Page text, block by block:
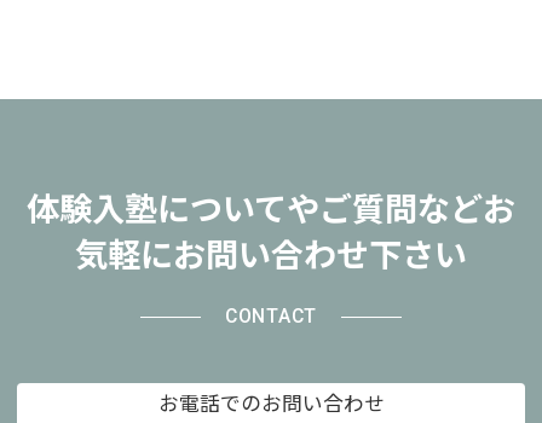
体験入塾についてやご質問などお
気軽にお問い合わせ下さい
CONTACT
お電話でのお問い合わせ